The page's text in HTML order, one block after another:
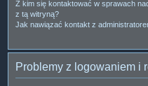
Z kim się kontaktować w sprawach
z tą witryną?
Jak nawiązać kontakt z
Problemy z logowaniem i